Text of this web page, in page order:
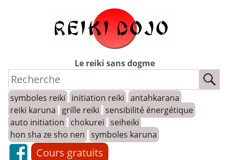
Le reiki sans dogme
symboles reiki initiation reiki antahkarana
reiki karuna
grille reiki sensibilité énergétique
auto initiation
chokurei seiheiki
hon sha ze sho nen symboles karuna
Cours gratuits